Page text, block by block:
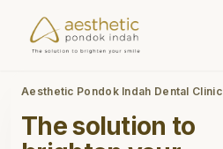
Aesthetic Pondok Indah Dental Clinic
The solution to